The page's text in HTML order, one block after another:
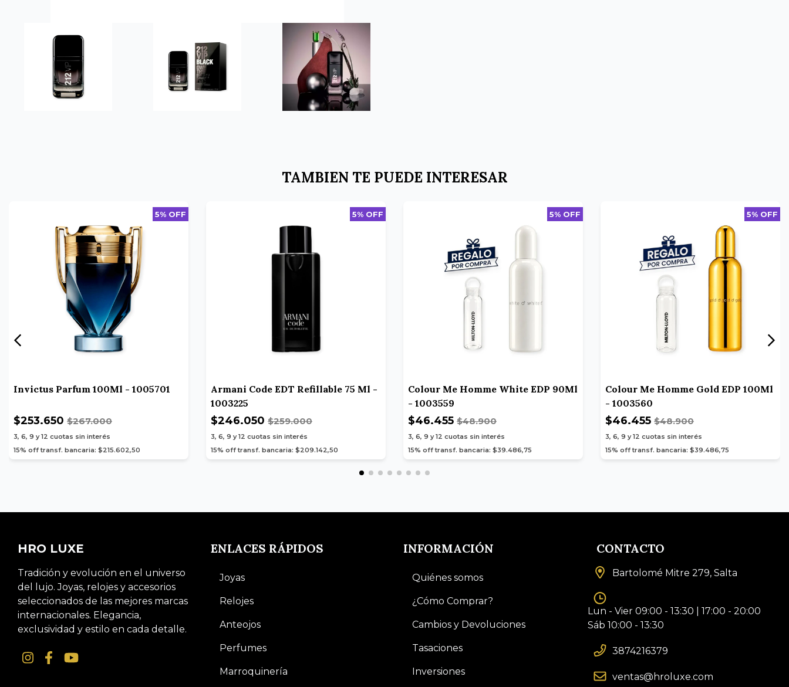
TAMBIEN TE PUEDE INTERESAR
5% OFF
Invictus Parfum 100Ml - 1005701
$253.650 $267.000
3, 6, 9 y 12 cuotas sin interés
15% off transf. bancaria: $215.602,50
5% OFF
Armani Code EDT Refillable 75 Ml -
1003225
$246.050 $259.000
3, 6, 9 y 12 cuotas sin interés
15% off transf. bancaria: $209.142,50
5% OFF
Colour Me Homme White EDP 90Ml
- 1003559
$46.455 $48.900
3, 6, 9 y 12 cuotas sin interés
15% off transf. bancaria: $39.486,75
5% OFF
Colour Me Homme Gold EDP 100Ml
- 1003560
$46.455 $48.900
3, 6, 9 y 12 cuotas sin interés
15% off transf. bancaria: $39.486,75
HRO LUXE
Tradición y evolución en el universo
del lujo. Joyas, relojes y accesorios
seleccionados de las mejores marcas
internacionales. Elegancia,
exclusividad y estilo en cada detalle.
ENLACES RÁPIDOS
Joyas
Relojes
Anteojos
Perfumes
Marroquinería
INFORMACIÓN
Quiénes somos
¿Cómo Comprar?
Cambios y Devoluciones
Tasaciones
Inversiones
CONTACTO
Bartolomé Mitre 279, Salta
Lun - Vier 09:00 - 13:30 | 17:00 - 20:00
Sáb 10:00 - 13:30
3874216379
ventas@hroluxe.com